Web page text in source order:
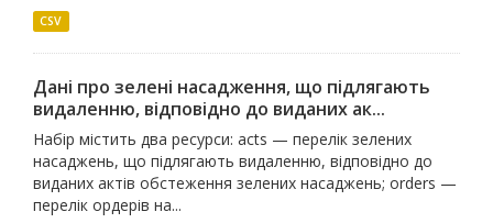
CSV
Дані про зелені насадження, що підлягають
видаленню, відповідно до виданих ак...
Набір містить два ресурси: acts — перелік зелених
насаджень, що підлягають видаленню, відповідно до
виданих актів обстеження зелених насаджень; orders —
перелік ордерів на...